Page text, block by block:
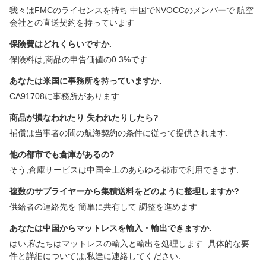
我々はFMCのライセンスを持ち 中国でNVOCCのメンバーで 航空
会社との直送契約を持っています
保険費はどれくらいですか.
保険料は,商品の申告価値の0.3%です.
あなたは米国に事務所を持っていますか.
CA91708に事務所があります
商品が損なわれたり 失われたりしたら?
補償は当事者の間の航海契約の条件に従って提供されます.
他の都市でも倉庫があるの?
そう,倉庫サービスは中国全土のあらゆる都市で利用できます.
複数のサプライヤーから集積送料をどのように整理しますか?
供給者の連絡先を 簡単に共有して 調整を進めます
あなたは中国からマットレスを輸入・輸出できますか.
はい,私たちはマットレスの輸入と輸出を処理します. 具体的な要
件と詳細については,私達に連絡してください.